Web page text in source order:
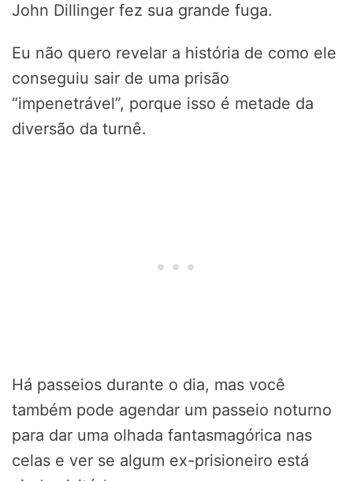
John Dillinger fez sua grande fuga.
Eu não quero revelar a história de como ele
conseguiu sair de uma prisão
“impenetrável”, porque isso é metade da
diversão da turnê.
Há passeios durante o dia, mas você
também pode agendar um passeio noturno
para dar uma olhada fantasmagórica nas
celas e ver se algum ex-prisioneiro está